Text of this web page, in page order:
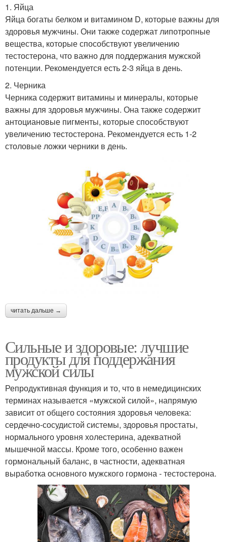
1. Яйца
Яйца богаты белком и витамином D, которые важны для
здоровья мужчины. Они также содержат липотропные
вещества, которые способствуют увеличению
тестостерона, что важно для поддержания мужской
потенции. Рекомендуется есть 2-3 яйца в день.
2. Черника
Черника содержит витамины и минералы, которые
важны для здоровья мужчины. Она также содержит
антоциановые пигменты, которые способствуют
увеличению тестостерона. Рекомендуется есть 1-2
столовые ложки черники в день.
читать дальше →
Сильные и здоровые: лучшие
продукты для поддержания
мужской силы
Репродуктивная функция и то, что в немедицинских
терминах называется «мужской силой», напрямую
зависит от общего состояния здоровья человека:
сердечно-сосудистой системы, здоровья простаты,
нормального уровня холестерина, адекватной
мышечной массы. Кроме того, особенно важен
гормональный баланс, в частности, адекватная
выработка основного мужского гормона - тестостерона.